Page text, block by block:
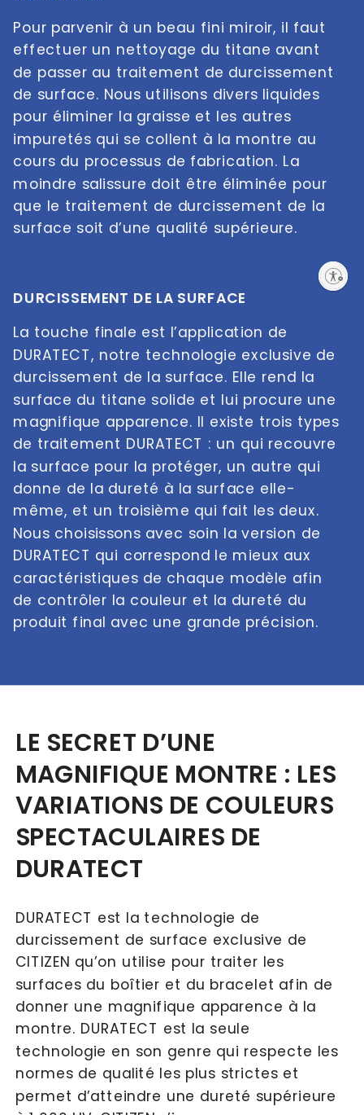
DURATECT est la technologie de
durcissement de surface exclusive de
CITIZEN qu’on utilise pour traiter les
surfaces du boîtier et du bracelet afin de
donner une magnifique apparence à la
montre. DURATECT est la seule
technologie en son genre qui respecte les
normes de qualité les plus strictes et
permet d’atteindre une dureté supérieure
LE SECRET D’UNE
MAGNIFIQUE MONTRE : LES
VARIATIONS DE COULEURS
SPECTACULAIRES DE
DURATECT
La touche finale est l’application de
DURATECT, notre technologie exclusive de
durcissement de la surface. Elle rend la
surface du titane solide et lui procure une
magnifique apparence. Il existe trois types
de traitement DURATECT : un qui recouvre
la surface pour la protéger, un autre qui
donne de la dureté à la surface elle-
même, et un troisième qui fait les deux.
Nous choisissons avec soin la version de
DURATECT qui correspond le mieux aux
caractéristiques de chaque modèle afin
de contrôler la couleur et la dureté du
produit final avec une grande précision.
DURCISSEMENT DE LA SURFACE
Pour parvenir à un beau fini miroir, il faut
effectuer un nettoyage du titane avant
de passer au traitement de durcissement
de surface. Nous utilisons divers liquides
pour éliminer la graisse et les autres
impuretés qui se collent à la montre au
cours du processus de fabrication. La
moindre salissure doit être éliminée pour
que le traitement de durcissement de la
surface soit d’une qualité supérieure.